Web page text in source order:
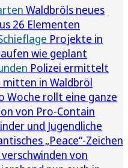
Waldbröls neues
26 Elementen
Projekte in
wie geplant
Polizei ermittelt
mitten in Waldbröl
Woche rollt eine ganze
von Pro-Contain
und Jugendliche
„Peace“-Zeichen
verschwinden von